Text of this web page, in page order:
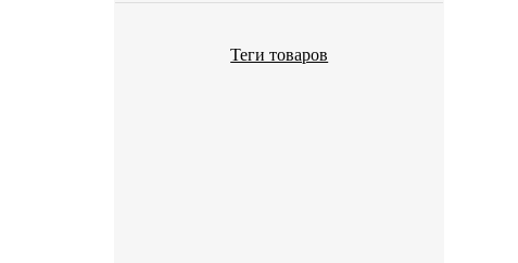
Теги товаров